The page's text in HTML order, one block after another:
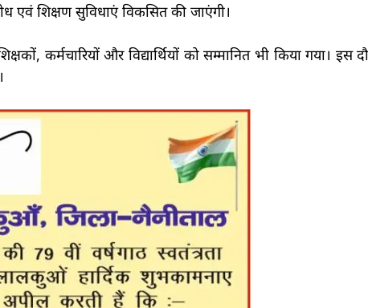
एवं शिक्षण सुविधाएं विकसित की जाएंगी।
कर्मचारियों और विद्यार्थियों को सम्मानित भी किया गया। इस